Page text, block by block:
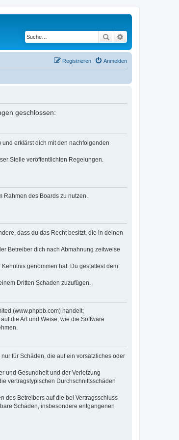
Suche
Anmelden
Registrieren
geschlossen:
und erklärst dich mit den nachfolgenden
Stelle veröffentlichten Regelungen.
Rahmen des Boards zu nutzen.
dass du das Recht besitzt, die in deinen
Betreiber dich nach Abmahnung zeitweise
genommen hat. Du gestattest dem
Dritten Schaden zuzufügen.
(www.phpbb.com) handelt;
die Art und Weise, wie die Software
für Schäden, die auf ein vorsätzliches oder
und Gesundheit und der Verletzung
vertragstypischen Durchschnittsschäden
des Betreibers auf die bei Vertragsschluss
Schäden, insbesondere entgangenen